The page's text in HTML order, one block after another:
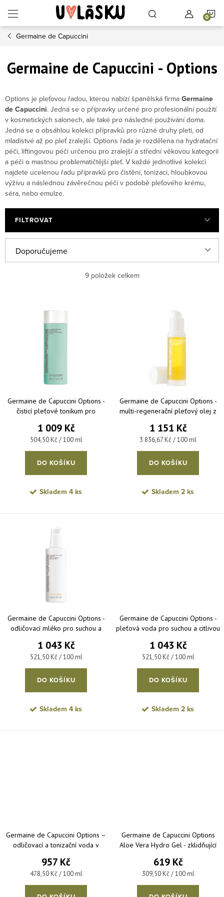
Germaine de Capuccini
Germaine de Capuccini - Options
Options je pleťovou řadou, kterou nabízí španělská firma Germaine
de Capuccini. Jedná se o přípravky určené pro profesionální použití
v kosmetických salonech, ale také pro následné používání doma.
Jedná se o obsáhlou kolekci přípravků pro různé druhy pleti, od
mladistvé až po pleť zralejší. Options řada je rozdělena na hydratační
péči, liftingovou péči určenou pro zralejší a střední věkovou kategorii
a péči o mastnou problematičtější pleť. V každé jednotlivé kolekci
najdete ucelenou řadu přípravků pro čistění, tonizaci, hloubkovou
výživu a následnou závěrečnou péči v podobě pleťového krému,
séra, nebo emulze.
FILTROVAT
Řazení produktů
Doporučujeme
Nejprodávanější
Abecedně
9položek celkem
Germaine de Capuccini Options -
čisticí pleťové tonikum pro
1 009 Kč
Měrná cena:
504,50 Kč / 100 ml
DO KOŠÍKU
Skladem 4 ks
Germaine de Capuccini Options -
multi-regenerační pleťový olej z
1 151 Kč
Měrná cena:
3 836,67 Kč / 100 ml
DO KOŠÍKU
Skladem 2 ks
Germaine de Capuccini Options -
odličovací mléko pro suchou a
1 043 Kč
Měrná cena:
521,50 Kč / 100 ml
DO KOŠÍKU
Skladem 4 ks
Germaine de Capuccini Options -
pleťová voda pro suchou a citlivou
1 043 Kč
Měrná cena:
521,50 Kč / 100 ml
DO KOŠÍKU
Skladem 2 ks
Germaine de Capuccini Options –
odličovací a tonizační voda v
957 Kč
Měrná cena:
478,50 Kč / 100 ml
Germaine de Capuccini Options
Aloe Vera Hydro Gel - zklidňující
619 Kč
Měrná cena:
309,50 Kč / 100 ml